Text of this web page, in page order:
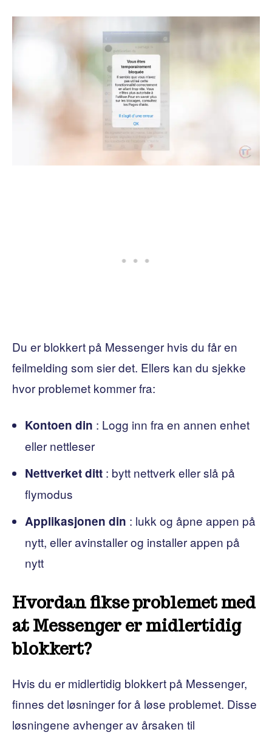
Du er blokkert på Messenger hvis du får en
feilmelding som sier det. Ellers kan du sjekke
hvor problemet kommer fra:
Kontoen din : Logg inn fra en annen enhet
eller nettleser
Nettverket ditt : bytt nettverk eller slå på
flymodus
Applikasjonen din : lukk og åpne appen på
nytt, eller avinstaller og installer appen på
nytt
Hvordan fikse problemet med
at Messenger er midlertidig
blokkert?
Hvis du er midlertidig blokkert på Messenger,
finnes det løsninger for å løse problemet. Disse
løsningene avhenger av årsaken til